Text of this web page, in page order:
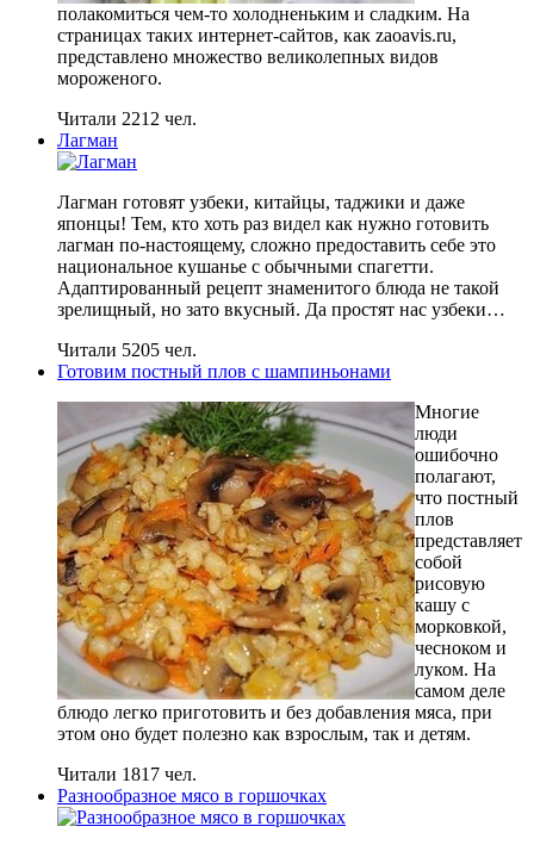
полакомиться чем-то холодненьким и сладким. На
страницах таких интернет-сайтов, как zaoavis.ru,
представлено множество великолепных видов
мороженого.
Читали 2212 чел.
Лагман
Лагман готовят узбеки, китайцы, таджики и даже
японцы! Тем, кто хоть раз видел как нужно готовить
лагман по-настоящему, сложно предоставить себе это
национальное кушанье с обычными спагетти.
Адаптированный рецепт знаменитого блюда не такой
зрелищный, но зато вкусный. Да простят нас узбеки…
Читали 5205 чел.
Готовим постный плов с шампиньонами
Многие
люди
ошибочно
полагают,
что постный
плов
представляет
собой
рисовую
кашу с
морковкой,
чесноком и
луком. На
самом деле
блюдо легко приготовить и без добавления мяса, при
этом оно будет полезно как взрослым, так и детям.
Читали 1817 чел.
Разнообразное мясо в горшочках